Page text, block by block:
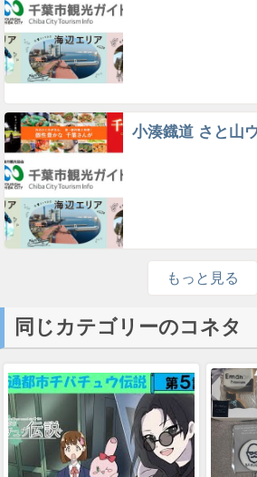
小湊鐡道 さと山
もっと見る
同じカテゴリーのコネタ